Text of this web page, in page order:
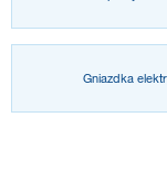
Gniazdka